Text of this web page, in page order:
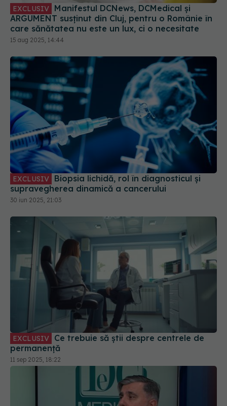
EXCLUSIV
ARGUMENT susținut din Cluj, pentru o Românie în
care sănătatea nu este un lux, ci o necesitate
15 aug 2025, 14:44
EXCLUSIV
supravegherea dinamică a cancerului
30 iun 2025, 21:03
EXCLUSIV
permanență
11 sep 2025, 18:22